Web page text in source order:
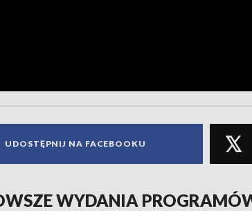
UDOSTĘPNIJ NA FACEBOOKU
WYDANIA